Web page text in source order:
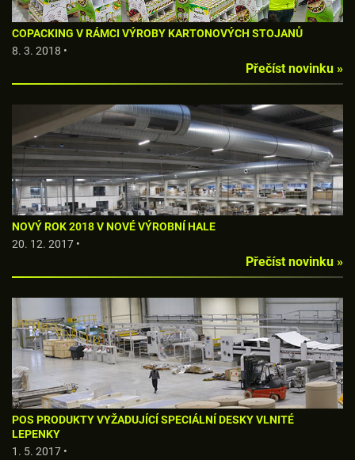
COPACKING V RÁMCI VÝROBY KARTONOVÝCH STOJANŮ
8. 3. 2018 •
Přečíst novinku »
NOVÝ ROK 2018 V NOVÉ VÝROBNÍ HALE
20. 12. 2017 •
Přečíst novinku »
POS PRODUKTY VYŽADUJÍCÍ SPECIÁLNÍ DESKY VLNITÉ
LEPENKY
1. 5. 2017 •